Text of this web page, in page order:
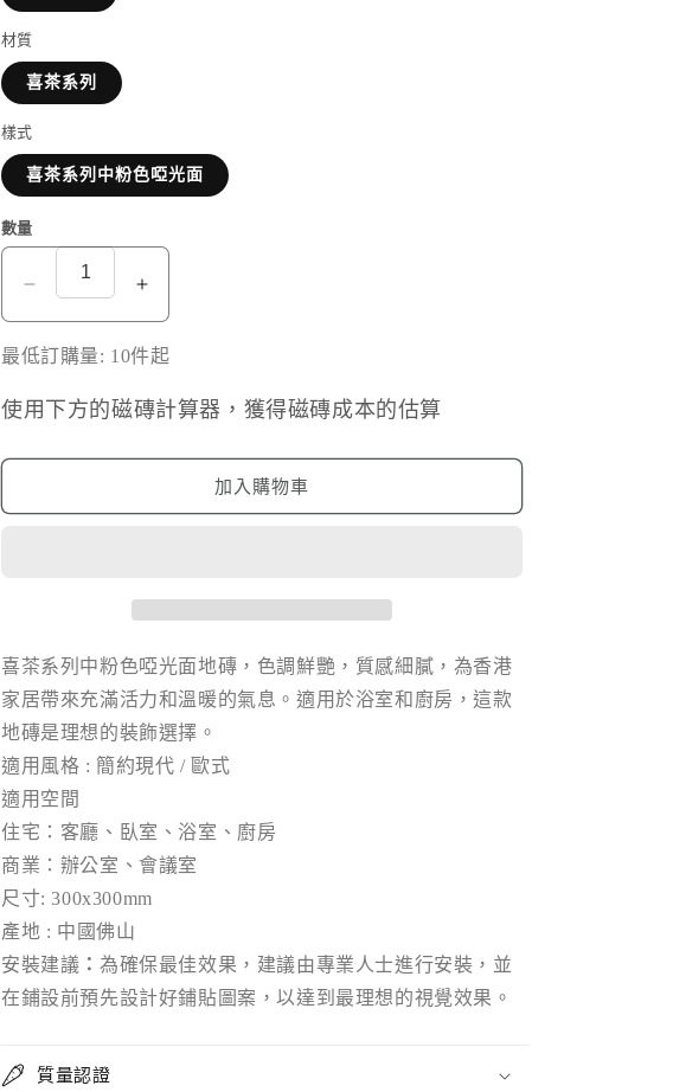
材質
喜茶系列
樣式
喜茶系列中粉色啞光面
數量
系
中
粉
啞
減
少
系
列
中
粉
啞
增
加
最低訂購量: 10件起
使用下方的磁磚計算器，獲得磁磚成本的估算
加入購物車
喜茶系列中粉色啞光面地磚，色調鮮艷，質感細膩，為香港
家居帶來充滿活力和溫暖的氣息。適用於浴室和廚房，這款
地磚是理想的裝飾選擇。
適用風格 : 簡約現代 / 歐式
適用空間
住宅：客廳、臥室、浴室、廚房
商業：辦公室、會議室
尺寸: 300x300mm
產地 : 中國佛山
安裝建議 ：為確保最佳效果，建議由專業人士進行安裝，並
在鋪設前預先設計好鋪貼圖案，以達到最理想的視覺效果。
質量認證